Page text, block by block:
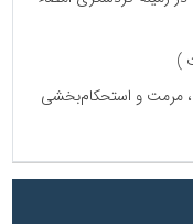
)
مرمت و استحکام‌بخشی